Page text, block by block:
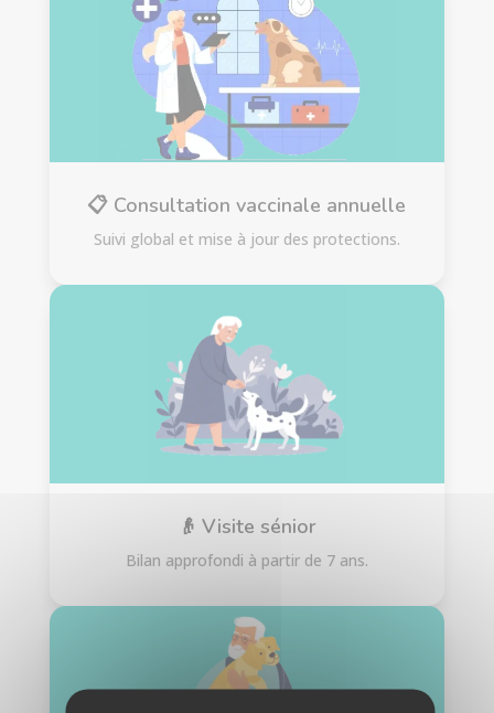
📋 Consultation vaccinale annuelle
Suivi global et mise à jour des protections.
👴 Visite sénior
Bilan approfondi à partir de 7 ans.